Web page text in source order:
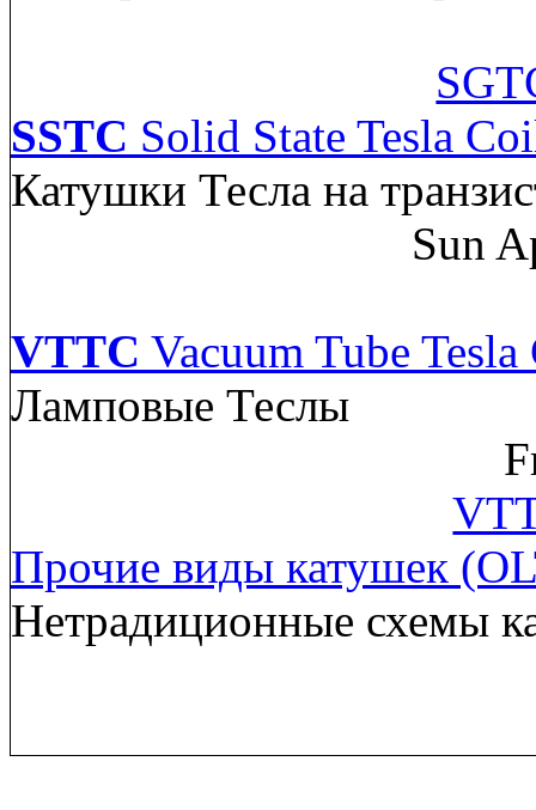
SSTC Solid State Tesla
Катушки Тесла на
Sun
VTTC Vacuum Tube
Ламповые Теслы
Прочие виды катушек
Нетрадиционные схемы